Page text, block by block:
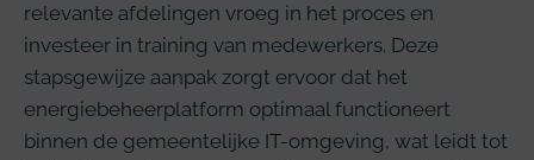
relevante afdelingen vroeg in het proces en
investeer in training van medewerkers. Deze
stapsgewijze aanpak zorgt ervoor dat het
energiebeheerplatform optimaal functioneert
binnen de gemeentelijke IT-omgeving, wat leidt tot